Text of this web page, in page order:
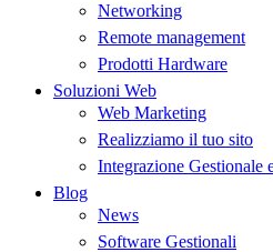
Networking
Remote management
Prodotti Hardware
Soluzioni Web
Web Marketing
Realizziamo il tuo sito
Integrazione Gestionale
Blog
News
Software Gestionali